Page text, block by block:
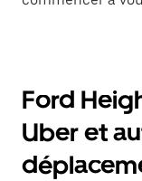
Ford
Uber et